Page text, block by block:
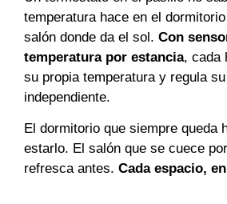
temperatura hace en el
salón donde da el sol. Con
temperatura por estancia, cada
su propia temperatura y regula
independiente.
El dormitorio que siempre queda
estarlo. El salón que se cuece
refresca antes. Cada espacio,